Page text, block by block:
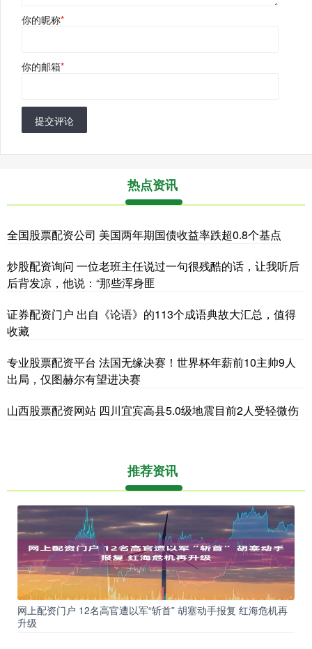
你的昵称*
你的邮箱*
提交评论
热点资讯
全国股票配资公司 美国两年期国债收益率跌超0.8个基点
炒股配资询问 一位老班主任说过一句很残酷的话，让我听后
后背发凉，他说：“那些浑身匪
证券配资门户 出自《论语》的113个成语典故大汇总，值得
收藏
专业股票配资平台 法国无缘决赛！世界杯年薪前10主帅9人
出局，仅图赫尔有望进决赛
山西股票配资网站 四川宜宾高县5.0级地震目前2人受轻微伤
推荐资讯
网上配资门户 12名高官遭以军“斩首” 胡塞动手报复 红海危机再
升级